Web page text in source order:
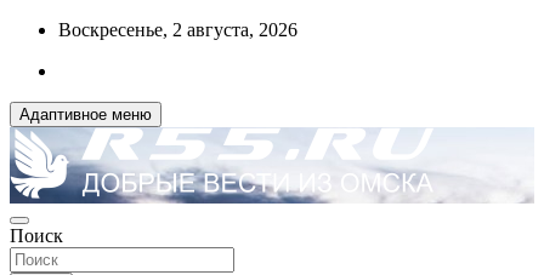
Перейти
содержимому
Воскресенье, 2 августа, 2026
Адаптивное меню
R55.RU
ДОБРЫЕ ВЕСТИ ИЗ ОМСКА
Поиск